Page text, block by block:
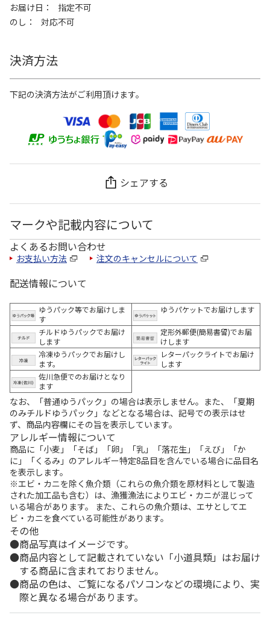
お届け日
指定不可
のし
対応不可
決済方法
下記の決済方法がご利用頂けます。
シェアする
マークや記載内容について
よくあるお問い合わせ
お支払い方法 注文のキャンセルについて
配送情報について
ゆうパック等でお届けしま
す
ゆうパケットでお届けします
チルドゆうパックでお届け
します
定形外郵便(簡易書留)でお届
けします
冷凍ゆうパックでお届けし
ます。
レターパックライトでお届け
します
佐川急便でのお届けとなり
ます
なお、「普通ゆうパック」の場合は表示しません。また、「夏期
のみチルドゆうパック」などとなる場合は、記号での表示はせ
ず、商品内容欄にその旨を表示しています。
アレルギー情報について
商品に「小麦」「そば」「卵」「乳」「落花生」「えび」「か
に」「くるみ」のアレルギー特定8品目を含んでいる場合に品目名
を表示します。
※エビ・カニを除く魚介類（これらの魚介類を原材料として製造
された加工品も含む）は、漁獲漁法によりエビ・カニが混じって
いる場合があります。 また、これらの魚介類は、エサとしてエ
ビ・カニを食べている可能性があります。
その他
商品写真はイメージです。
商品内容として記載されていない「小道具類」はお届け
する商品に含まれておりません。
商品の色は、ご覧になるパソコンなどの環境により、実
際と異なる場合があります。